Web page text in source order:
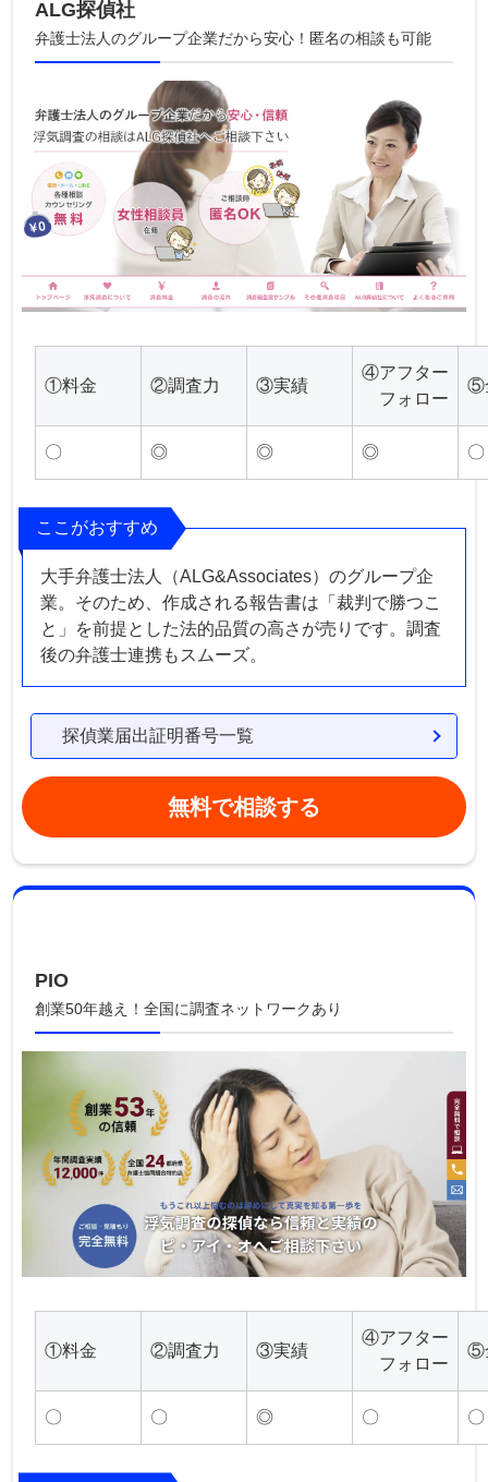
ALG探偵社
弁護士法人のグループ企業だから安心！匿名の相談も可能
①料金 ②調査力 ③実績
④アフター
フォロー
⑤
〇 ◎ ◎ ◎ 〇
ここがおすすめ
大手弁護士法人（ALG&Associates）のグループ企
業。そのため、作成される報告書は「裁判で勝つこ
と」を前提とした法的品質の高さが売りです。調査
後の弁護士連携もスムーズ。
探偵業届出証明番号一覧
無料で相談する
PIO
創業50年越え！全国に調査ネットワークあり
①料金 ②調査力 ③実績
④アフター
フォロー
⑤
〇 〇 ◎ 〇 〇